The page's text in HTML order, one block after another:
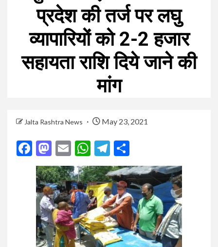
प्रदेश की तर्ज पर लघु
व्यापारियों को 2-2 हजार
सहायता राशि दिये जाने की
मांग
Jalta Rashtra News May 23, 2021
Facebook
Mastodon
EmailWhatsApp
Telegram